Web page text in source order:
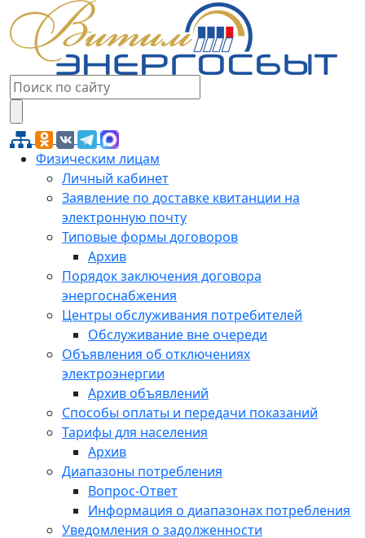
Физическим лицам
Личный кабинет
Заявление по доставке квитанции на
электронную почту
Типовые формы договоров
Архив
Порядок заключения договора
энергоснабжения
Центры обслуживания потребителей
Обслуживание вне очереди
Объявления об отключениях
электроэнергии
Архив объявлений
Способы оплаты и передачи показаний
Тарифы для населения
Архив
Диапазоны потребления
Вопрос-Ответ
Информация о диапазонах потребления
Уведомления о задолженности